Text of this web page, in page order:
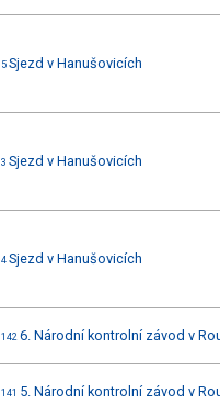
5 Sjezd v Hanušovicích
3 Sjezd v Hanušovicích
4 Sjezd v Hanušovicích
142 6. Národní kontrolní závod v
141 5. Národní kontrolní závod v